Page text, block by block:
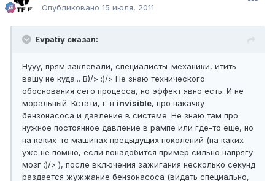
Опубликовано 15 июля, 2011
Evpatiy сказал:
Нууу, прям заклевали, специалисты-механики, итить
вашу не куда... B)/> :)/> Не знаю технического
обоснования сего процесса, но эффект явно есть. И не
моральный. Кстати, г-н invisible, про накачку
бензонасоса и давление в системе. Не знаю там про
нужное постоянное давление в рампе или где-то еще, но
на каких-то машинах предыдущих поколений (на каких
уже не помню, если понадобится пример сильно напрягу
мозг :)/> ), после включения зажигания несколько секунд
раздается жужжание бензонасоса (видать специально,